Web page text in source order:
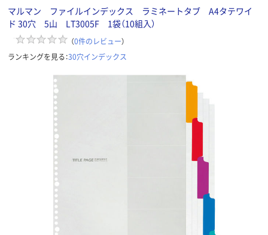
マルマン ファイルインデックス ラミネートタブ A4タテワイ
ド 30穴 5山 LT3005F 1袋（10組入）
（0件のレビュー）
ランキングを見る：30穴インデックス